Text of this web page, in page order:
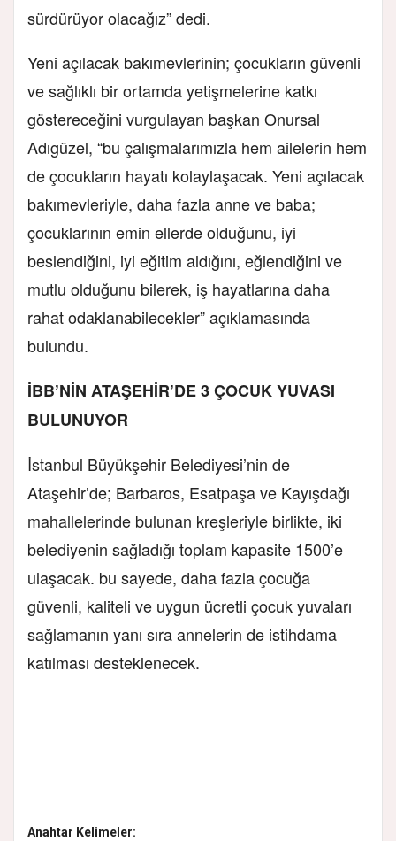
sürdürüyor olacağız” dedi.
Yeni açılacak bakımevlerinin; çocukların güvenli
ve sağlıklı bir ortamda yetişmelerine katkı
göstereceğini vurgulayan başkan Onursal
Adıgüzel, “bu çalışmalarımızla hem ailelerin hem
de çocukların hayatı kolaylaşacak. Yeni açılacak
bakımevleriyle, daha fazla anne ve baba;
çocuklarının emin ellerde olduğunu, iyi
beslendiğini, iyi eğitim aldığını, eğlendiğini ve
mutlu olduğunu bilerek, iş hayatlarına daha
rahat odaklanabilecekler” açıklamasında
bulundu.
İBB’NİN ATAŞEHİR’DE 3 ÇOCUK YUVASI
BULUNUYOR
İstanbul Büyükşehir Belediyesi’nin de
Ataşehir’de; Barbaros, Esatpaşa ve Kayışdağı
mahallelerinde bulunan kreşleriyle birlikte, iki
belediyenin sağladığı toplam kapasite 1500’e
ulaşacak. bu sayede, daha fazla çocuğa
güvenli, kaliteli ve uygun ücretli çocuk yuvaları
sağlamanın yanı sıra annelerin de istihdama
katılması desteklenecek.
Anahtar Kelimeler: